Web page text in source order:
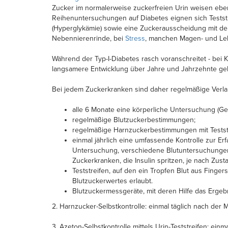
Zucker im normalerweise zuckerfreien Urin weisen
Reihenuntersuchungen auf Diabetes eignen sich
(Hyperglykämie) sowie eine Zuckerausscheidung mit
Nebennierenrinde, bei Stress, manchen Magen- und
Während der Typ-I-Diabetes rasch voranschreitet -
langsamere Entwicklung über Jahre und Jahrzehnte
Bei jedem Zuckerkranken sind daher regelmäßige
alle 6 Monate eine körperliche Untersuchung
regelmäßige Blutzuckerbestimmungen;
regelmäßige Harnzuckerbestimmungen mit
einmal jährlich eine umfassende Kontrolle zur
Untersuchung, verschiedene
Zuckerkranken, die Insulin spritzen, je nach
Teststreifen, auf den ein Tropfen Blut aus
Blutzuckerwertes erlaubt.
Blutzuckermessgeräte, mit deren Hilfe das
2. Harnzucker-Selbstkontrolle: einmal täglich nach der